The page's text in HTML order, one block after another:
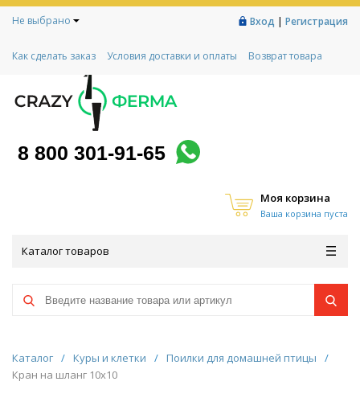
Не выбрано Вход | Регистрация
Как сделать заказ Условия доставки и оплаты
Возврат товара
Контакты
Социальный контракт
Любимая ферма
8 800 301-91-65
Моя корзина
Ваша корзина пуста
Каталог товаров
Каталог / Куры и клетки / Поилки для домашней птицы
/
Кран на шланг 10х10